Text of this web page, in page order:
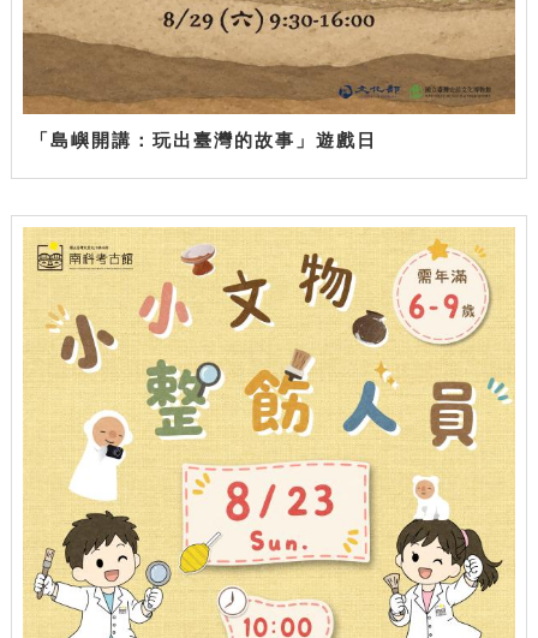
「島嶼開講：玩出臺灣的故事」遊戲日